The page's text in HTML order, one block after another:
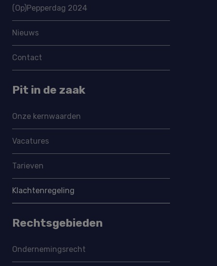
(Op)Pepperdag 2024
Nieuws
Contact
Pit in de zaak
Onze kernwaarden
Vacatures
Tarieven
Klachtenregeling
Rechtsgebieden
Ondernemings­recht